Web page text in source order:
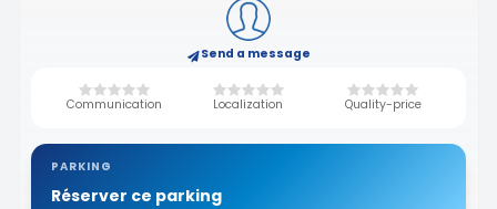
Send a message
Communication Localization Quality-price
PARKING
Réserver ce parking